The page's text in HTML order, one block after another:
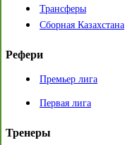
Трансферы
Сборная Казахстана
Рефери
Премьер лига
Первая лига
Тренеры